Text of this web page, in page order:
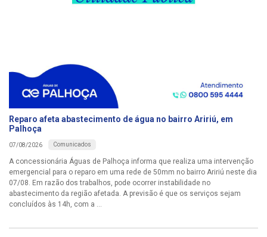
Reparo afeta abastecimento de água no bairro Aririú, em
Palhoça
07/08/2026 Comunicados
A concessionária Águas de Palhoça informa que realiza uma intervenção
emergencial para o reparo em uma rede de 50mm no bairro Aririú neste dia
07/08. Em razão dos trabalhos, pode ocorrer instabilidade no
abastecimento da região afetada. A previsão é que os serviços sejam
concluídos às 14h, com a ...